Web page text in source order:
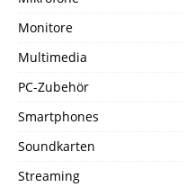
Monitore
Multimedia
PC-Zubehör
Smartphones
Soundkarten
Streaming